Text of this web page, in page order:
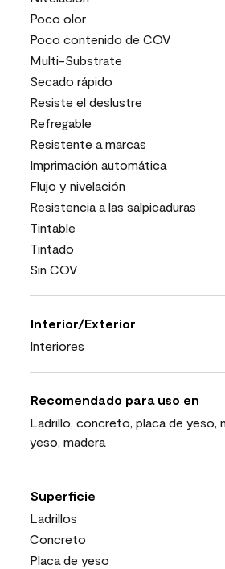
Poco olor
Poco contenido de COV
Multi-Substrate
Secado rápido
Resiste el deslustre
Refregable
Resistente a marcas
Imprimación automática
Flujo y nivelación
Resistencia a las salpicaduras
Tintable
Tintado
Sin COV
Interior/Exterior
Interiores
Recomendado para uso en
Ladrillo, concreto, placa de yeso,
yeso, madera
Superficie
Ladrillos
Concreto
Placa de yeso